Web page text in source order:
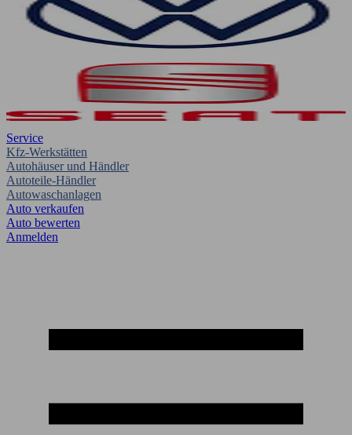
Service
Kfz-Werkstätten
Autohäuser und Händler
Autoteile-Händler
Autowaschanlagen
Auto verkaufen
Auto bewerten
Anmelden